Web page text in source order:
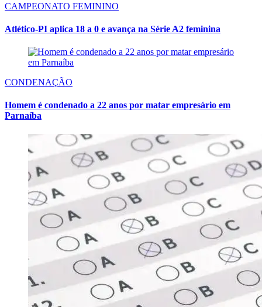
CAMPEONATO FEMININO
Atlético-PI aplica 18 a 0 e avança na Série A2 feminina
CONDENAÇÃO
Homem é condenado a 22 anos por matar empresário em
Parnaíba